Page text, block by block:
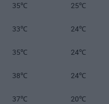
35℃ 25℃
33℃ 24℃
35℃ 24℃
38℃ 24℃
37℃ 20℃